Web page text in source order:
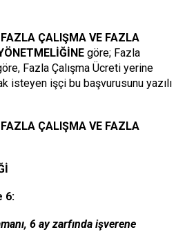
ÇALIŞMA VE FAZLA
göre; Fazla
Fazla Çalışma Ücreti yerine
isteyen işçi bu başvurusunu yazılı
ÇALIŞMA VE FAZLA
6:
6 ay zarfında işverene